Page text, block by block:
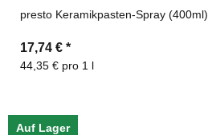
presto Keramikpasten-Spray (400ml)
17,74 € *
44,35 € pro 1 l
Auf Lager